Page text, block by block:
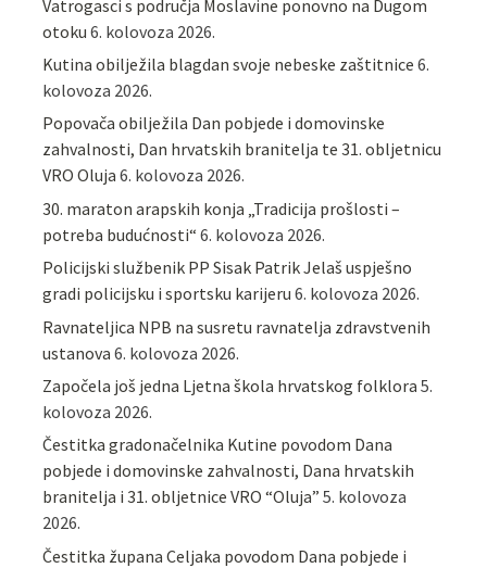
Vatrogasci s područja Moslavine ponovno na Dugom
otoku 6. kolovoza 2026.
Kutina obilježila blagdan svoje nebeske zaštitnice 6.
kolovoza 2026.
Popovača obilježila Dan pobjede i domovinske
zahvalnosti, Dan hrvatskih branitelja te 31. obljetnicu
VRO Oluja 6. kolovoza 2026.
30. maraton arapskih konja „Tradicija prošlosti –
potreba budućnosti“ 6. kolovoza 2026.
Policijski službenik PP Sisak Patrik Jelaš uspješno
gradi policijsku i sportsku karijeru 6. kolovoza 2026.
Ravnateljica NPB na susretu ravnatelja zdravstvenih
ustanova 6. kolovoza 2026.
Započela još jedna Ljetna škola hrvatskog folklora 5.
kolovoza 2026.
Čestitka gradonačelnika Kutine povodom Dana
pobjede i domovinske zahvalnosti, Dana hrvatskih
branitelja i 31. obljetnice VRO “Oluja” 5. kolovoza
2026.
Čestitka župana Celjaka povodom Dana pobjede i